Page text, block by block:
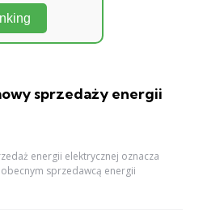
sprzedaży energii
energii elektrycznej oznacza
sprzedawcą energii